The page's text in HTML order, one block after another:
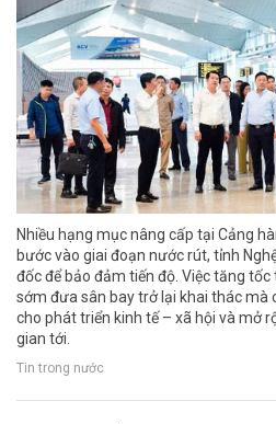
Nhiều hạng mục nâng cấp tại Cảng
bước vào giai đoạn nước rút, tỉnh
đốc để bảo đảm tiến độ. Việc tăng
sớm đưa sân bay trở lại khai thác mà
cho phát triển kinh tế – xã hội và mở
gian tới.
Tin trong nước